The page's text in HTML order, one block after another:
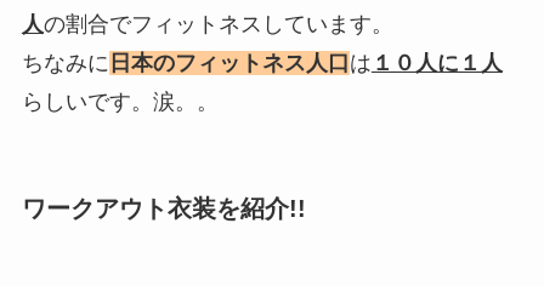
人の割合でフィットネスしています。
ちなみに 日本のフィットネス人口 は １０人に１人
らしいです。涙。。
ワークアウト衣装を紹介!!